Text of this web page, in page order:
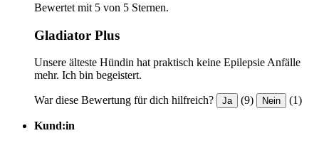
Bewertet mit 5 von 5 Sternen.
Gladiator Plus
Unsere älteste Hündin hat praktisch keine Epilepsie Anfälle
mehr. Ich bin begeistert.
War diese Bewertung für dich hilfreich? Ja (9) Nein (1)
Kund:in